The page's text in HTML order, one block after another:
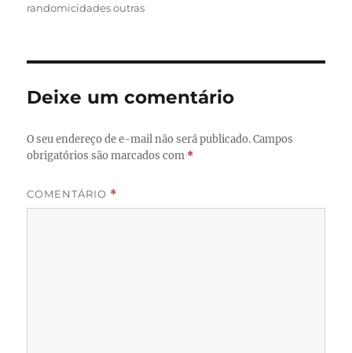
em
randomicidades outras
Deixe um comentário
O seu endereço de e-mail não será publicado. Campos
obrigatórios são marcados com *
COMENTÁRIO *